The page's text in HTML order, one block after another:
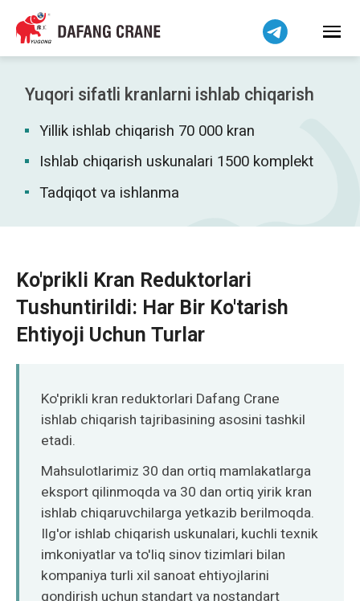
Yuqori sifatli kranlarni ishlab chiqarish
Yillik ishlab chiqarish 70 000 kran
Ishlab chiqarish uskunalari 1500 komplekt
Tadqiqot va ishlanma
Ko'prikli Kran Reduktorlari
Tushuntirildi: Har Bir Ko'tarish
Ehtiyoji Uchun Turlar
Ko'prikli kran reduktorlari Dafang Crane
ishlab chiqarish tajribasining asosini tashkil
etadi.
Mahsulotlarimiz 30 dan ortiq mamlakatlarga
eksport qilinmoqda va 30 dan ortiq yirik kran
ishlab chiqaruvchilarga yetkazib berilmoqda.
Ilg'or ishlab chiqarish uskunalari, kuchli texnik
imkoniyatlar va to'liq sinov tizimlari bilan
kompaniya turli xil sanoat ehtiyojlarini
qondirish uchun standart va nostandart
हिन्दी
Bahasa Indonesia
Bahasa Melayu
Tiếng Việt
简体中文
বাংলা
فارسی
Pilipino
Беларуская мова
Kiswahili
Dansk
Norsk